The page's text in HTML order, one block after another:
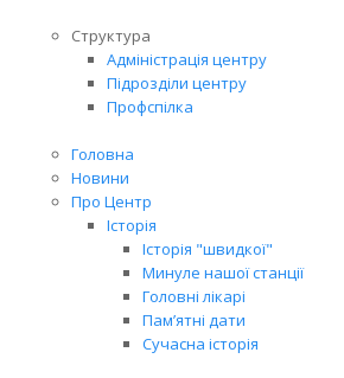
Структура
Адміністрація центру
Підрозділи центру
Профспілка
Головна
Новини
Про Центр
Історія
Історія "швидкої"
Минуле нашої станції
Головні лікарі
Пам’ятні дати
Сучасна історія